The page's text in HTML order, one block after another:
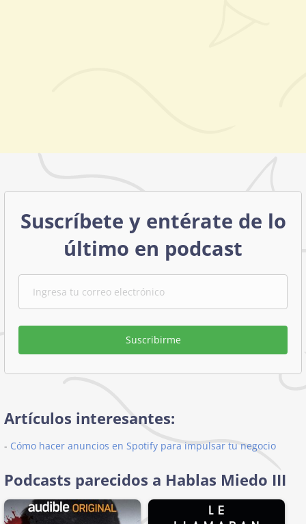
Suscríbete y entérate de lo
último en podcast
Suscribirme
Artículos interesantes:
- Cómo hacer anuncios en Spotify para impulsar tu negocio
Podcasts parecidos a Hablas Miedo III